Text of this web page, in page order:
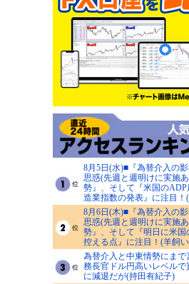
8月5日(水)■『為替介入の
思惑(先週と週明けに実施
勢』、そして『米国の
造業指数の発表』に注目！
8月6日(木)■『為替介入の
思惑(先週と週明けに実施
勢』、そして『明日に米国
控える点』に注目！(羊飼
為替介入と中東情勢にま
務長官ドル円高いレベル
に減退だが(持田有紀子)